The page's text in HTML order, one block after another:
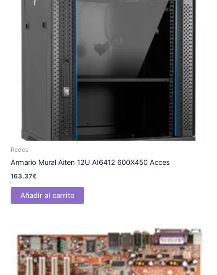
Redes
Armario Mural Aiten 12U AI6412 600X450 Acces
163.37€
Añadir al carrito